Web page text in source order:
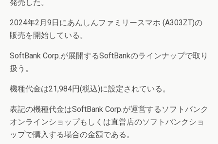
発売した。
2024年2月9日にあんしんファミリースマホ (A303ZT)の
販売を開始している。
SoftBank Corp.が展開するSoftBankのラインナップで取り
扱う。
機種代金は21,984円(税込)に設定されている。
表記の機種代金はSoftBank Corp.が運営するソフトバンク
オンラインショップもしくは直営店のソフトバンクショ
ップで購入する場合の金額である。